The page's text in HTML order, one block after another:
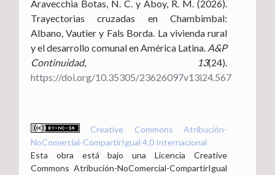
Aravecchia Botas, N. C. y Aboy, R. M. (2026).
Trayectorias cruzadas en Chambimbal:
Albano, Vautier y Fals Borda. La vivienda rural
y el desarrollo comunal en América Latina. A&P
Continuidad, 13(24).
https://doi.org/10.35305/23626097v13i24.567
Creative Commons Atribución-
NoComercial-CompartirIgual 4.0 Internacional
Esta obra está bajo una Licencia Creative
Commons Atribución-NoComercial-CompartirIgual